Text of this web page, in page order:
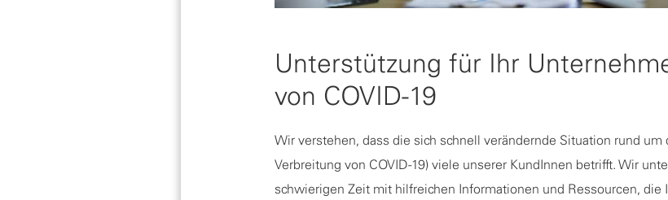
Unterstützung für Ihr
von COVID-19
Wir verstehen, dass die sich schnell verändernde Situation rund um
Verbreitung von COVID-19) viele unserer KundInnen betrifft. Wir
schwierigen Zeit mit hilfreichen Informationen und Ressourcen, die